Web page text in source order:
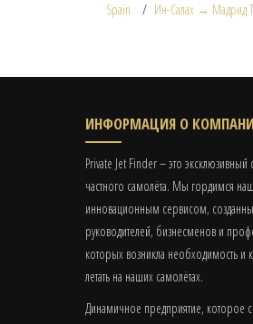
Spain
Ин-Салах → Мадрид
ИНФОРМАЦИЯ О
Private Jet Finder – это
частного самолёта. Мы гордимся
инновационным сервисом,
руководителей, бизнесменов и
которых возникла необходимость и
летать на наших самолётах.
Динамичное предприятие, которое